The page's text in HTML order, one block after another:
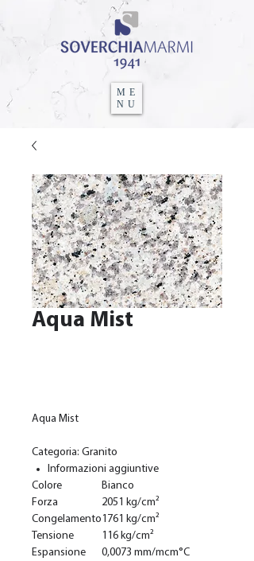
ME
NU
Aqua Mist
Aqua Mist
Categoria: Granito
Informazioni aggiuntive
Colore
Bianco
Forza
2051 kg/cm²
Congelamento 1761 kg/cm²
Tensione
116 kg/cm²
Espansione
0,0073 mm/mcm°C